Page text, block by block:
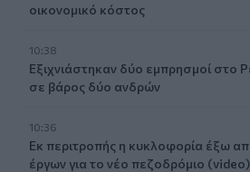
οικονομικό κόστος
10:38
Εξιχνιάστηκαν δύο εμπρησμοί στο
σε βάρος δύο ανδρών
10:36
Εκ περιτροπής η κυκλοφορία έξω
έργων για το νέο πεζοδρόμιο (video)